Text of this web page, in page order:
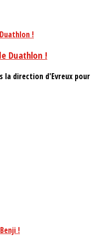
Duathlon !
la direction d'Evreux pour